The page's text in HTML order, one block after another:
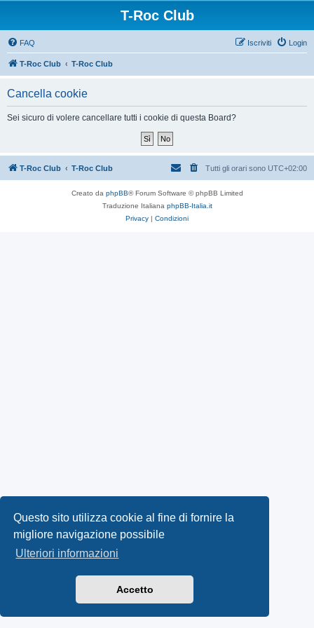
Questo sito utilizza cookie al fine di fornire la
migliore navigazione possibile
Ulteriori informazioni
Accetto
T-Roc Club
FAQ Login
Iscriviti
T-Roc Club T-Roc Club
Cancella cookie
Sei sicuro di volere cancellare tutti i cookie di questa Board?
T-Roc Club T-Roc Club Tutti gli orari sono UTC+02:00
Creato da phpBB® Forum Software © phpBB Limited
Traduzione Italiana phpBB-Italia.it
Privacy | Condizioni